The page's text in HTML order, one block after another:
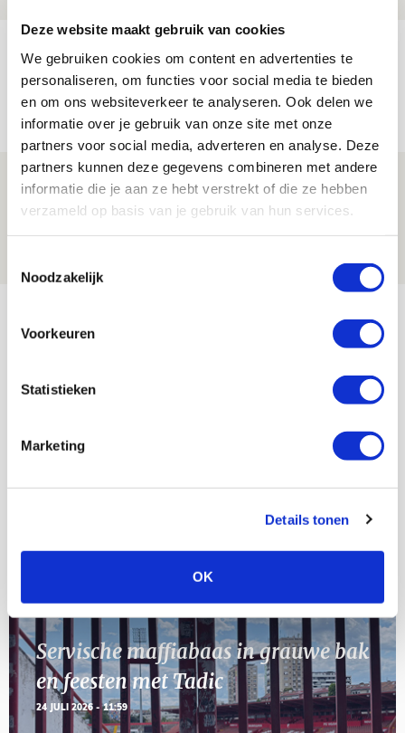
Deze website maakt gebruik van cookies
We gebruiken cookies om content en advertenties te
personaliseren, om functies voor social media te bieden
en om ons websiteverkeer te analyseren. Ook delen we
informatie over je gebruik van onze site met onze
partners voor social media, adverteren en analyse. Deze
partners kunnen deze gegevens combineren met andere
informatie die je aan ze hebt verstrekt of die ze hebben
verzameld op basis van je gebruik van hun services.
Noodzakelijk
Voorkeuren
Statistieken
Marketing
Details tonen
OK
Reis jij als mascotte mee naar uitduel
met Telstar?
06 AUGUSTUS 2026 - 13:04
PRIJSVRAAG
Drie dingen die je moet weten over
Ajax - Shelbourne
06 AUGUSTUS 2026 - 09:33
AGENDA
23
Selectiedag ballenjongens/-meiden
SEP
Servische maffiabaas in grauwe bak
en feesten met Tadic
24 JULI 2026 - 11:59